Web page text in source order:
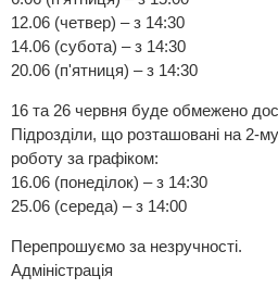
12.06 (четвер) – з 14:30
14.06 (субота) – з 14:30
20.06 (п'ятниця) – з 14:30
16 та 26 червня буде обмежено
Підрозділи, що розташовані на 2-
роботу за графіком:
16.06 (понеділок) – з 14:30
25.06 (середа) – з 14:00
Перепрошуємо за незручності.
Адміністрація